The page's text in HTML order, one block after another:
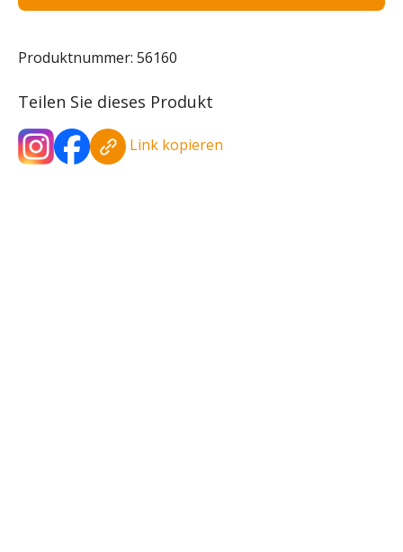
Produktnummer: 56160
Teilen Sie dieses Produkt
Link kopieren